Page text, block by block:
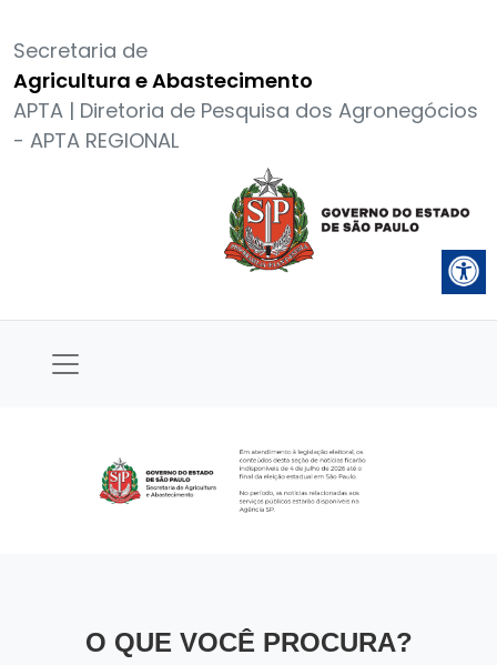
Secretaria de
Agricultura e Abastecimento
APTA | Diretoria de Pesquisa dos Agronegócios
- APTA REGIONAL
O QUE VOCÊ PROCURA?